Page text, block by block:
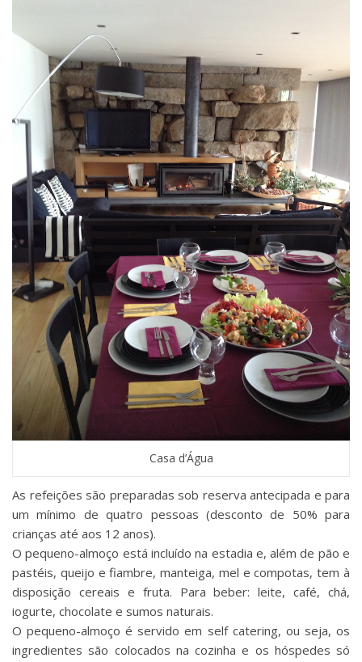
Casa d’Água
As refeições são preparadas sob reserva antecipada e para
um mínimo de quatro pessoas (desconto de 50% para
crianças até aos 12 anos).
O pequeno-almoço está incluído na estadia e, além de pão e
pastéis, queijo e fiambre, manteiga, mel e compotas, tem à
disposição cereais e fruta. Para beber: leite, café, chá,
iogurte, chocolate e sumos naturais.
O pequeno-almoço é servido em self catering, ou seja, os
ingredientes são colocados na cozinha e os hóspedes só